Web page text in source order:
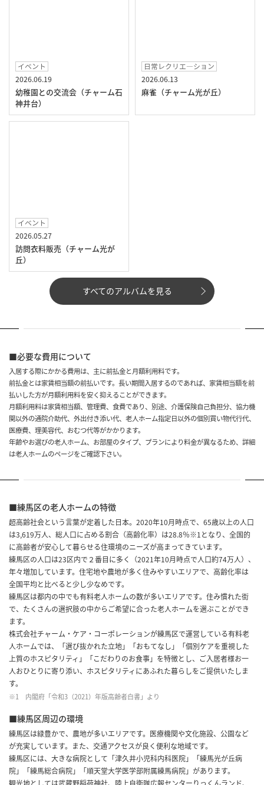
イベント
2026.06.19
幼稚園との交流会（チャーム石
神井台）
日常レクリエ―ション
2026.06.13
麻雀（チャーム光が丘）
イベント
2026.05.27
訪問衣料販売（チャーム光が
丘）
すべてのアルバムを見る
■必要な費用について
入居する際にかかる費用は、主に前払金と月額利用料です。
前払金とは家賃相当額の前払いです。長い期間入居するのであれば、家賃相当額を前
払いした方が月額利用料を安く抑えることができます。
月額利用料は家賃相当額、管理費、食費であり、別途、介護保険自己負担分、協力機
関以外の通院介助代、外出付き添い代、老人ホーム指定日以外の個別買い物代行代、
医療費、理美容代、おむつ代等がかかります。
年齢やお選びの老人ホーム、お部屋のタイプ、プランにより料金が異なるため、詳細
は老人ホームのページをご確認下さい。
■練馬区の老人ホームの特徴
超高齢社会という言葉が定着した日本。2020年10月時点で、65歳以上の人口
は3,619万人、総人口に占める割合（高齢化率）は28.8％※1となり、全国的
に高齢者が安心して暮らせる住環境のニーズが高まってきています。
練馬区の人口は23区内で２番目に多く（2021年10月時点で人口約74万人）、
年々増加しています。住宅地や農地が多く住みやすいエリアで、高齢化率は
全国平均と比べると少し少なめです。
練馬区は都内の中でも有料老人ホームの数が多いエリアです。住み慣れた街
で、たくさんの選択肢の中からご希望に合った老人ホームを選ぶことができ
ます。
株式会社チャーム・ケア・コーポレーションが練馬区で運営している有料老
人ホームでは、「選び抜かれた立地」「おもてなし」「個別ケアを重視した
上質のホスピタリティ」「こだわりのお食事」を特徴とし、ご入居者様お一
人おひとりに寄り添い、ホスピタリティにあふれた暮らしをご提供いたしま
す。
※1 内閣府「令和3（2021）年版高齢者白書」より
■練馬区周辺の環境
練馬区は緑豊かで、農地が多いエリアです。医療機関や文化施設、公園など
が充実しています。また、交通アクセスが良く便利な地域です。
練馬区には、大きな病院として「津久井小児科内科医院」「練馬光が丘病
院」「練馬総合病院」「順天堂大学医学部附属練馬病院」があります。